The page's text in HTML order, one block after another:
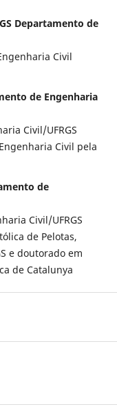
Departamento de
Civil
de Engenharia
Civil/UFRGS
Civil pela
de
Civil/UFRGS
de Pelotas,
e doutorado em
de Catalunya